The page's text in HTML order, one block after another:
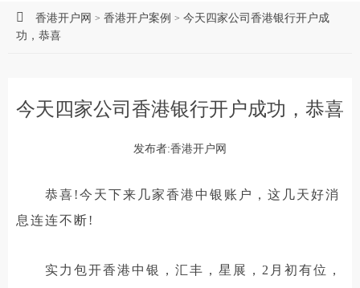
香港开户网 > 香港开户案例 > 今天四家公司香港银行开户成
功，恭喜
今天四家公司香港银行开户成功，恭喜
发布者:香港开户网
恭喜!今天下来几家香港中银账户，这几天好消
息连连不断!
实力包开香港中银，汇丰，星展，2月初有位，